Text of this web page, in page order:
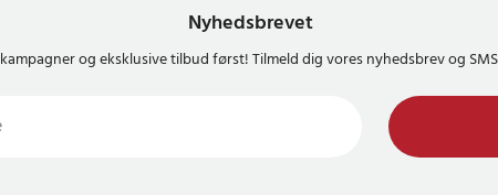
Nyhedsbrevet
og eksklusive tilbud først! Tilmeld dig vores nyhedsbrev og